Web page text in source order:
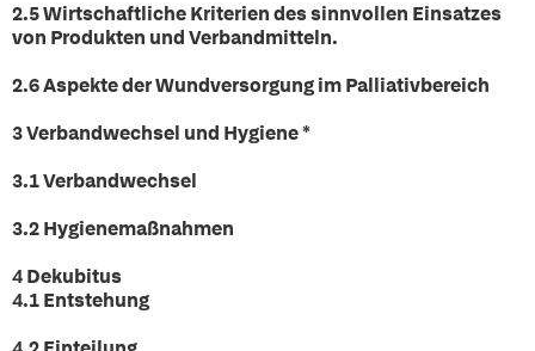
2.5 Wirtschaftliche Kriterien des sinnvollen Einsatzes
von Produkten und Verbandmitteln.
2.6 Aspekte der Wundversorgung im Palliativbereich
3 Verbandwechsel und Hygiene *
3.1 Verbandwechsel
3.2 Hygienemaßnahmen
4 Dekubitus
4.1 Entstehung